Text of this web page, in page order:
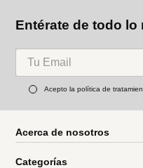
Entérate de todo lo
Acepto la política de
Acerca de nosotros
Categorías